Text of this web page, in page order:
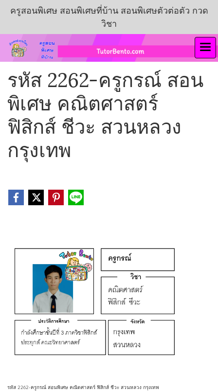
ครูสอนพิเศษ สอนพิเศษที่บ้าน สอนพิเศษตัวต่อตัว กวด
วิชา
รหัส 2262-ครูกรณ์ สอน
พิเศษ คณิตศาสตร์
ฟิสิกส์ ชีวะ สวนหลวง
กรุงเทพ
รหัส 2262-ครูกรณ์ สอนพิเศษ คณิตศาสตร์ ฟิสิกส์ ชีวะ สวนหลวง กรุงเทพ